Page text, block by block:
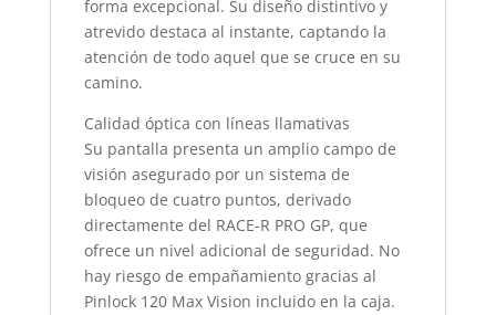
forma excepcional. Su diseño distintivo y
atrevido destaca al instante, captando la
atención de todo aquel que se cruce en su
camino.
Calidad óptica con líneas llamativas
Su pantalla presenta un amplio campo de
visión asegurado por un sistema de
bloqueo de cuatro puntos, derivado
directamente del RACE-R PRO GP, que
ofrece un nivel adicional de seguridad. No
hay riesgo de empañamiento gracias al
Pinlock 120 Max Vision incluido en la caja.